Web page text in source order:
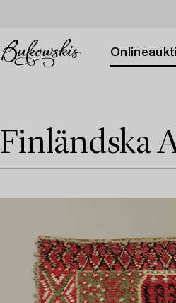
Finländska